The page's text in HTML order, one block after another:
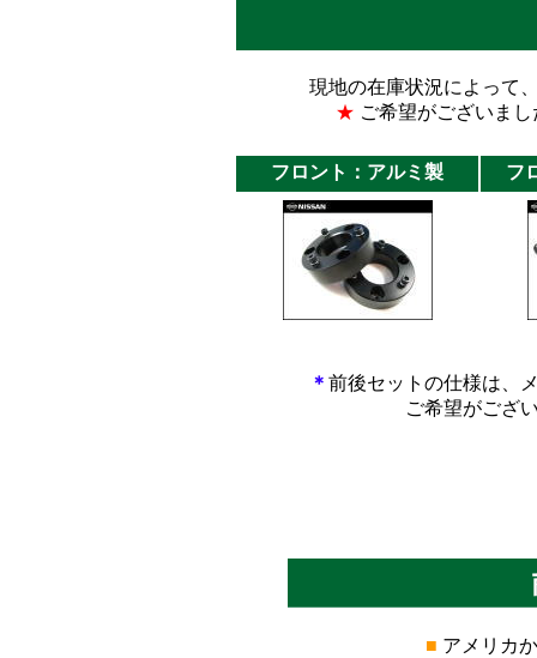
現地の在庫状況によって
★ ご希望がございま
フロント：アルミ製 フ
＊ 前後セットの仕様は、
ご希望がござ
■ アメリカ